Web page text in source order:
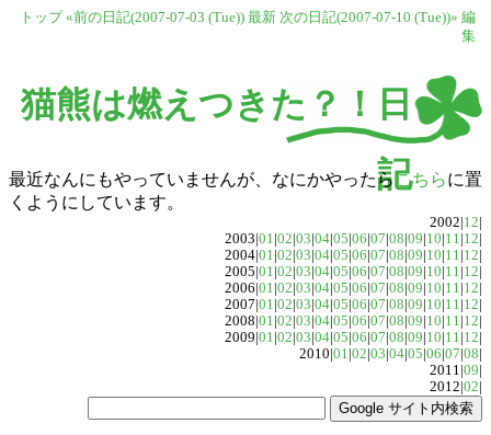
トップ «前の日記(2007-07-03 (Tue)) 最新 次の日記(2007-07-10 (Tue))» 編
集
猫熊は燃えつきた？！日
記
最近なんにもやっていませんが、なにかやったら こちらに置
くようにしています。
2002|12|
2003|01|02|03|04|05|06|07|08|09|10|11|12|
2004|01|02|03|04|05|06|07|08|09|10|11|12|
2005|01|02|03|04|05|06|07|08|09|10|11|12|
2006|01|02|03|04|05|06|07|08|09|10|11|12|
2007|01|02|03|04|05|06|07|08|09|10|11|12|
2008|01|02|03|04|05|06|07|08|09|10|11|12|
2009|01|02|03|04|05|06|07|08|09|10|11|12|
2010|01|02|03|04|05|06|07|08|
2011|09|
2012|02|